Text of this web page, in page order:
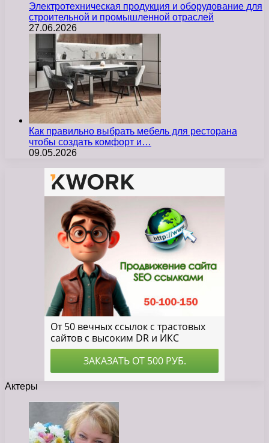
Электротехническая продукция и оборудование для
строительной и промышленной отраслей
27.06.2026
Как правильно выбрать мебель для ресторана
чтобы создать комфорт и…
09.05.2026
Актеры